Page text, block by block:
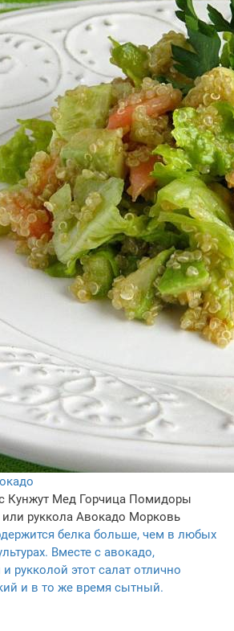
Кунжут Мед Горчица Помидоры
руккола Авокадо Морковь
белка больше, чем в любых
Вместе с авокадо,
рукколой этот салат отлично
и в то же время сытный.